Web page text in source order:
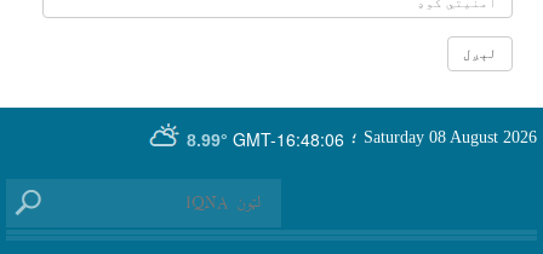
GMT-16:48:06
8.99° Saturday 08 August 2026 ؛